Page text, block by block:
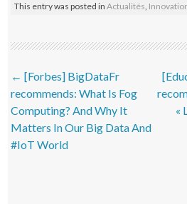
This entry was posted inActualités,
Post navigation
← [Forbes] BigDataFr
recommends: What Is Fog
Computing? And Why It
Matters In Our Big Data And
#IoT World
«